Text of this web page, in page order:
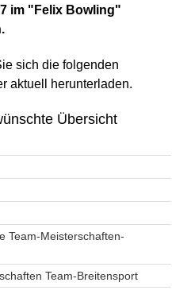
im "Felix Bowling"
sich die folgenden
aktuell herunterladen.
Übersicht
Team-Meisterschaften-
Team-Breitensport